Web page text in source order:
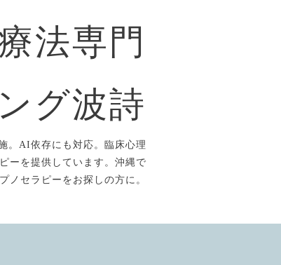
法専門
グ波詩
。AI依存にも対応。臨床心理
ーを提供しています。沖縄で
ノセラピーをお探しの方に。